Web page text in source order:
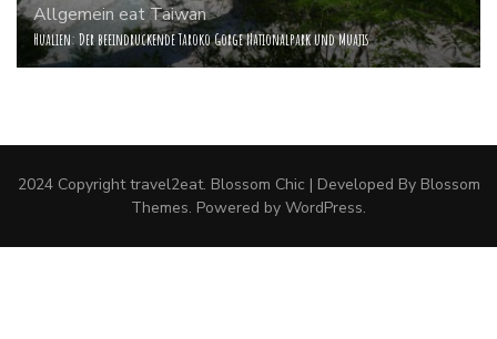
Allgemein eat Taiwan
Hualien: Der beeindruckende Taroko Gorge Nationalpark und Muajis
2024 Copyrighttravel2eat. Blossom Chic | Developed By Blossom
Themes. Powered by WordPress.